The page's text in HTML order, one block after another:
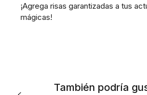
¡Agrega risas garantizadas a tus
mágicas!
También podría